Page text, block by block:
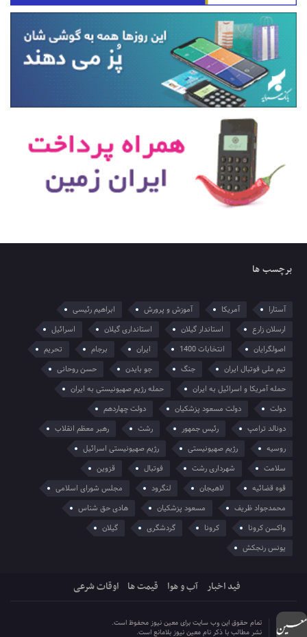
برچسب ها
آستارا آمریکا آموزش و پرورش
ابراهیم رئیسی
ارسلان زارع
استاندار گیلان استانداری گیلان
اسرائیل
اصولگرایان
انتخابات 1400 ایران برجام
تحریم
تیم ملی فوتبال ایران
جنگ جو بایدن
حسن روحانی
حمله آمریکا و اسرائیل به ایران
حمله رژیم صهیونیستی به ایران
دولت
دولت مسعود پزشکیان
دولت چهاردهم
دونالد ترامپ
رئیس جمهور رشت
رهبر معظم انقلاب
روسیه
رژیم صهیونیستی
رژیم صهیونیستی اسرائیل
سلامت
شهرداری رشت فوتبال
قزوین
قوه قضائیه
لاهیجان لنگرود
مجلس شورای اسلامی
محمدجواد ظریف
مسعود پزشکیان
هادی حق شناس
واکسن کرونا
کرونا گردشگری
گیلان
یونس رنجکش
فید اخبار آب و هوا قیمت ها اوقات شرعی
تمام حقوق این وب سایت برای معین نیوز محفوظ است.
نشر مطالب با ذکر نام معین نیوز بلامانع است.